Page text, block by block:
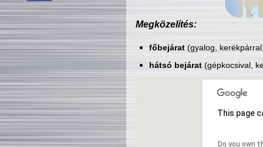
Megközelítés:
főbejárat(gyalog,
hátsó bejárat(gépkocsival,
This page
Do you own